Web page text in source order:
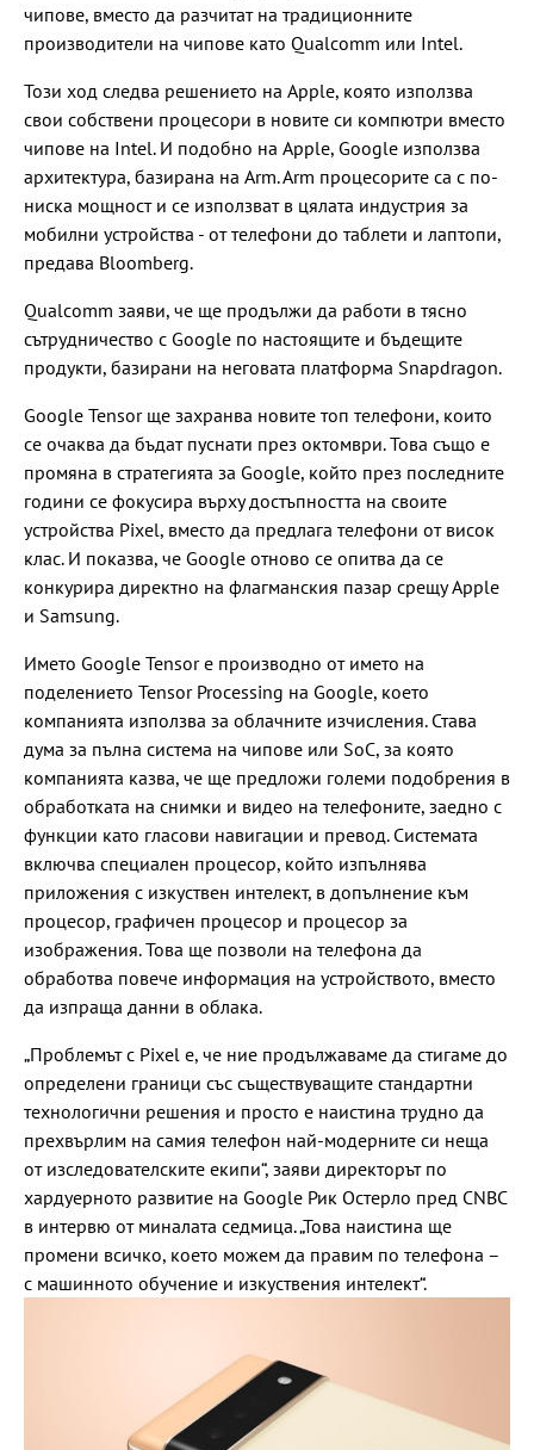
чипове, вместо да разчитат на традиционните
производители на чипове като Qualcomm или Intel.
Този ход следва решението на Apple, която използва
свои собствени процесори в новите си компютри вместо
чипове на Intel. И подобно на Apple, Google използва
архитектура, базирана на Arm. Arm процесорите са с по-
ниска мощност и се използват в цялата индустрия за
мобилни устройства - от телефони до таблети и лаптопи,
предава Bloomberg.
Qualcomm заяви, че ще продължи да работи в тясно
сътрудничество с Google по настоящите и бъдещите
продукти, базирани на неговата платформа Snapdragon.
Google Tensor ще захранва новите топ телефони, които
се очаква да бъдат пуснати през октомври. Това също е
промяна в стратегията за Google, който през последните
години се фокусира върху достъпността на своите
устройства Pixel, вместо да предлага телефони от висок
клас. И показва, че Google отново се опитва да се
конкурира директно на флагманския пазар срещу Apple
и Samsung.
Името Google Tensor е производно от името на
поделението Tensor Processing на Google, което
компанията използва за облачните изчисления. Става
дума за пълна система на чипове или SoC, за която
компанията казва, че ще предложи големи подобрения в
обработката на снимки и видео на телефоните, заедно с
функции като гласови навигации и превод. Системата
включва специален процесор, който изпълнява
приложения с изкуствен интелект, в допълнение към
процесор, графичен процесор и процесор за
изображения. Това ще позволи на телефона да
обработва повече информация на устройството, вместо
да изпраща данни в облака.
„Проблемът с Pixel е, че ние продължаваме да стигаме до
определени граници със съществуващите стандартни
технологични решения и просто е наистина трудно да
прехвърлим на самия телефон най-модерните си неща
от изследователските екипи“, заяви директорът по
хардуерното развитие на Google Рик Остерло пред CNBC
в интервю от миналата седмица. „Това наистина ще
промени всичко, което можем да правим по телефона –
с машинното обучение и изкуствения интелект“.